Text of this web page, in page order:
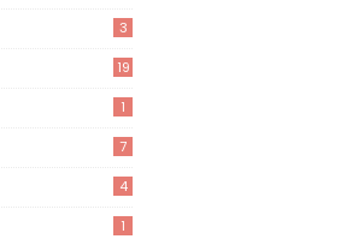
3
19
1
7
4
1